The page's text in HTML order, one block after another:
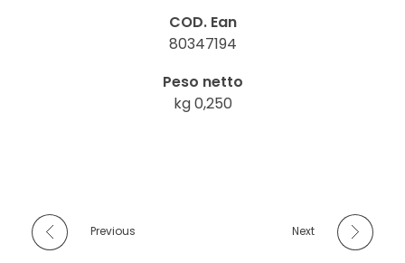
COD. Ean
80347194
Peso netto
kg 0,250
Previous Next